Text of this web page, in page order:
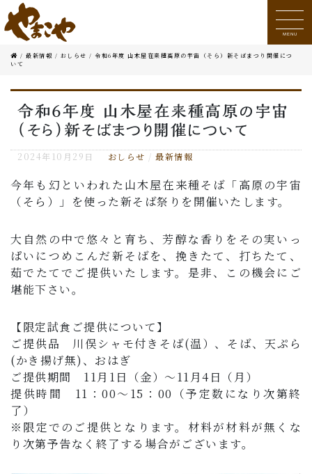
MENU
/ 最新情報 / おしらせ / 令和6年度 山木屋在来種高原の宇宙（そら）新そばまつり開催につ
いて
令和6年度 山木屋在来種高原の宇宙
（そら）新そばまつり開催について
2024年10月29日 おしらせ / 最新情報
今年も幻といわれた山木屋在来種そば「高原の宇宙
（そら）」を使った新そば祭りを開催いたします。
大自然の中で悠々と育ち、芳醇な香りをその実いっ
ぱいにつめこんだ新そばを、挽きたて、打ちたて、
茹でたてでご提供いたします。是非、この機会にご
堪能下さい。
【限定試食ご提供について】
ご提供品 川俣シャモ付きそば(温）、そば、天ぷら
(かき揚げ無)、おはぎ
ご提供期間 11月1日（金）～11月4日（月）
提供時間 11：00～15：00（予定数になり次第終
了）
※限定でのご提供となります。材料が材料が無くな
り次第予告なく終了する場合がございます。